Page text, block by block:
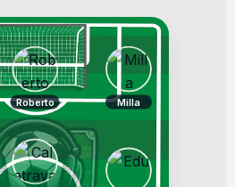
Roberto Milla